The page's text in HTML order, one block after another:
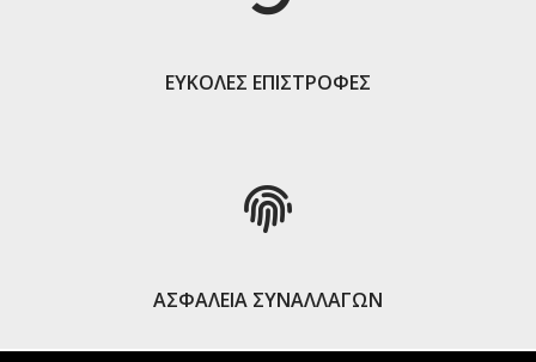
ΕΥΚΟΛΕΣ ΕΠΙΣΤΡΟΦΕΣ
ΑΣΦΑΛΕΙΑ ΣΥΝΑΛΛΑΓΩΝ